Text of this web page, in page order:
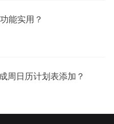
能实用？
周日历计划表添加？